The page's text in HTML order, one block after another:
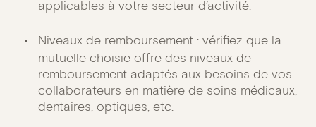
applicables à votre secteur d’activité.
Niveaux de remboursement : vérifiez que la
mutuelle choisie offre des niveaux de
remboursement adaptés aux besoins de vos
collaborateurs en matière de soins médicaux,
dentaires, optiques, etc.